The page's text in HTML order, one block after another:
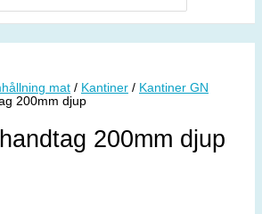
mat / Kantiner / Kantiner GN
200mm djup
200mm djup